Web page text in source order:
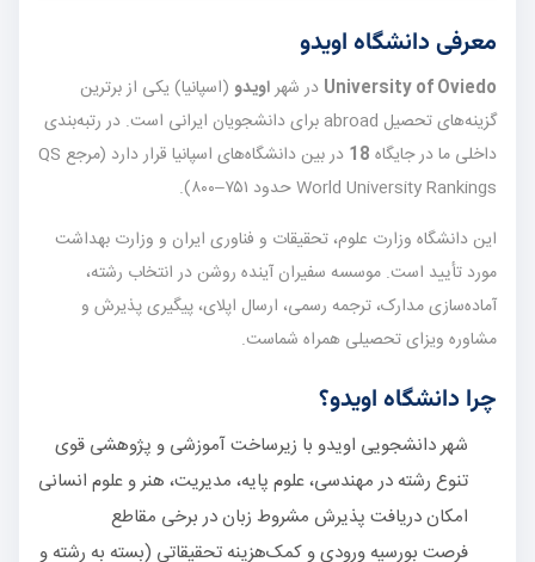
معرفی دانشگاه اویدو
University of Oviedo در شهراویدو (اسپانیا) یکی از برترین
گزینه‌های تحصیل abroad برای دانشجویان ایرانی است. در رتبه‌بندی
داخلی ما در جایگاه 18
در بین دانشگاه‌های اسپانیا قرار دارد (مرجع QS
World University Rankings حدود ۷۵۱–۸۰۰).
این دانشگاه وزارت علوم، تحقیقات و فناوری ایران و وزارت بهداشت
مورد تأیید است. موسسه سفیران آینده روشن در انتخاب رشته،
آماده‌سازی مدارک، ترجمه رسمی، ارسال اپلای، پیگیری پذیرش و
مشاوره ویزای تحصیلی همراه شماست.
چرا دانشگاه اویدو؟
شهر دانشجویی اویدو با زیرساخت آموزشی و پژوهشی قوی
تنوع رشته در مهندسی، علوم پایه، مدیریت، هنر و علوم انسانی
امکان دریافت پذیرش مشروط زبان در برخی مقاطع
فرصت بورسیه ورودی و کمک‌هزینه تحقیقاتی (بسته به رشته و